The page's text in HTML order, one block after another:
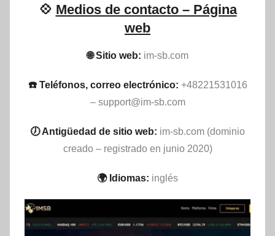
💠 Medios de contacto – Página
web
🌐 Sitio web: im-sb.com
☎️ Teléfonos, correo electrónico: +48221531016
– support@im-sb.com
🕖 Antigüedad de sitio web: im-sb.com (dominio
creado – registrado en junio 2020)
🌍 Idiomas: inglés